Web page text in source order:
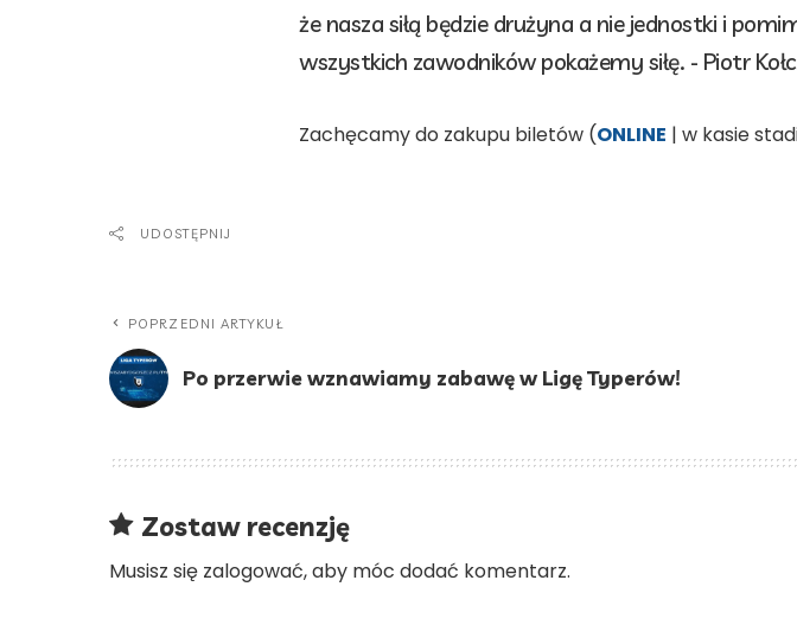
że nasza siłą będzie drużyna a nie jednostki i
wszystkich zawodników pokażemy siłę. - Piotr
Zachęcamy do zakupu biletów (ONLINE | w kasie
UDOSTĘPNIJ
POPRZEDNI ARTYKUŁ
Po przerwie wznawiamy zabawę w Ligę Typerów!
Zostaw recenzję
Musisz się zalogować, aby móc dodać komentarz.